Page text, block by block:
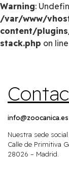
Warning:
/var/www/
content/
stack.php on line
info@zoocanica.es
Nuestra sede
Calle de Primitiva
28026 – Madrid.